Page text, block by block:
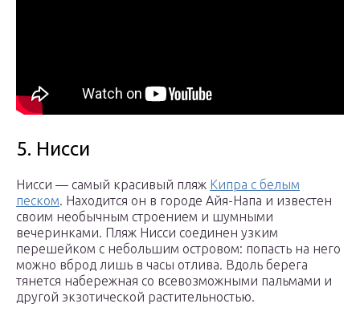
5. Нисси
Нисси — самый красивый пляж Кипра с белым
песком . Находится он в городе Айя-Напа и известен
своим необычным строением и шумными
вечеринками. Пляж Нисси соединен узким
перешейком с небольшим островом: попасть на него
можно вброд лишь в часы отлива. Вдоль берега
тянется набережная со всевозможными пальмами и
другой экзотической растительностью.